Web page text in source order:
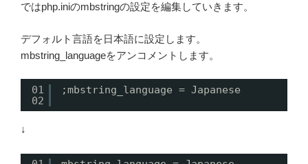
ではphp.iniのmbstringの設定を編集していきます。
デフォルト言語を日本語に設定します。
mbstring_languageをアンコメントします。
01
02
;mbstring_language = Japanese
↓